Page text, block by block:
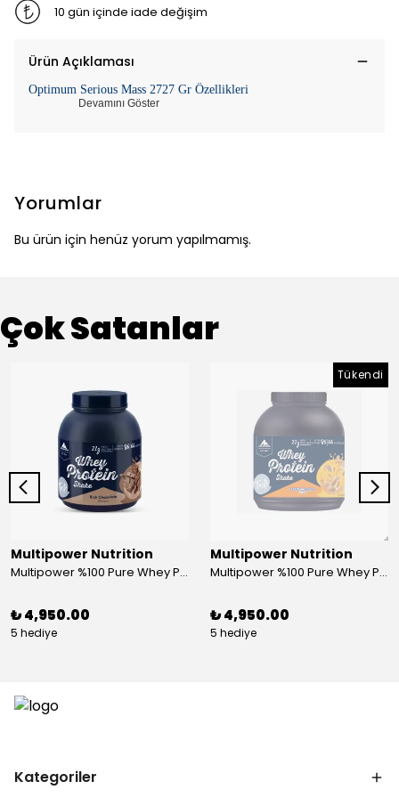
10 gün içinde iade değişim
Ürün Açıklaması
Optimum Serious Mass 2727 Gr Özellikleri
Devamını Göster
Yorumlar
Bu ürün için henüz yorum yapılmamış.
Çok Satanlar
Multipower Nutrition
Multipower %100 Pure Whey Protein 2000 Gr Çikolata
₺ 4,950.00
5 hediye
Tükendi
Multipower Nutrition
Multipower %100 Pure Whey Protein 2000 Gr Peanut Caramel
₺ 4,950.00
5 hediye
Kategoriler